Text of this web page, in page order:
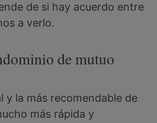
de si hay acuerdo entre
a verlo.
de mutuo
y la más recomendable de
más rápida y